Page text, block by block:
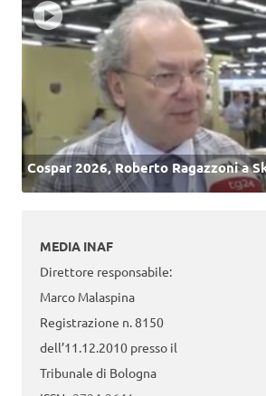
Cospar 2026, Roberto Ragazzoni a
MEDIA INAF
Direttore responsabile:
Marco Malaspina
Registrazione n. 8150
dell’11.12.2010 presso il
Tribunale di Bologna